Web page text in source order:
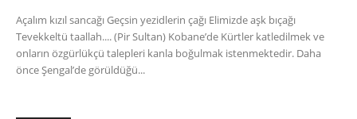
Açalım kızıl sancağı Geçsin yezidlerin çağı Elimizde aşk bıçağı
Tevekkeltü taallah.... (Pir Sultan) Kobane’de Kürtler katledilmek ve
onların özgürlükçü talepleri kanla boğulmak istenmektedir. Daha
önce Şengal’de görüldüğü...